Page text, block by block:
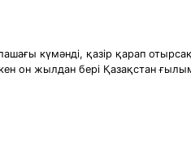
күмәнді, қазір қарап
он жылдан бері Қазақстан